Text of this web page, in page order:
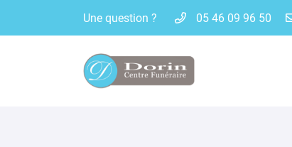
Une question ? 05 46 09 96 50
8 petite rue de Rochefort - BP 60012
17580 Le Bois-Plage-en-Ré
05 46 09 96 50